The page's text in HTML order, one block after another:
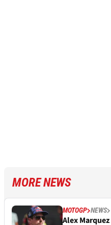
MORE NEWS
MOTOGP NEWS
Alex